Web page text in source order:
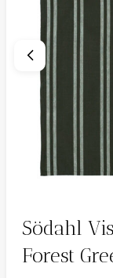
Södahl
Forest